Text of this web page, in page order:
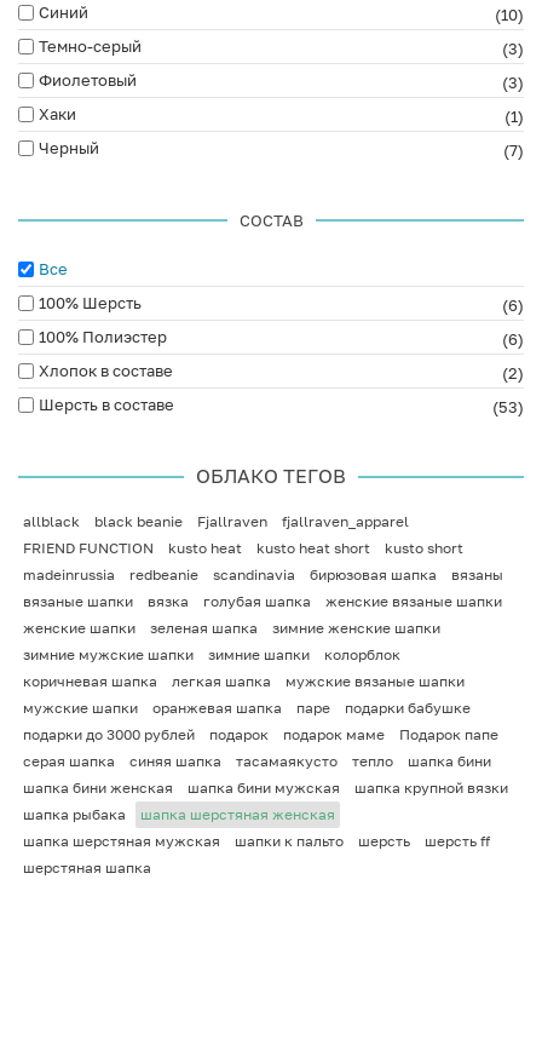
Синий
(10)
Темно-серый
(3)
Фиолетовый
(3)
Хаки
(1)
Черный
(7)
СОСТАВ
Все
100% Шерсть
(6)
100% Полиэстер
(6)
Хлопок в составе
(2)
Шерсть в составе
(53)
ОБЛАКО ТЕГОВ
allblack black beanie Fjallraven
fjallraven_apparel
FRIEND FUNCTION
kusto heat kusto heat short
kusto short
madeinrussia
redbeanie scandinavia бирюзовая шапка
вязаны
вязаные шапки
вязка голубая шапка
женские вязаные шапки
женские шапки
зеленая шапка
зимние женские шапки
зимние мужские шапки
зимние шапки
колорблок
коричневая шапка
легкая шапка
мужские вязаные шапки
мужские шапки
оранжевая шапка паре
подарки бабушке
подарки до 3000 рублей
подарок подарок маме
Подарок папе
серая шапка
синяя шапка тасамаякусто тепло
шапка бини
шапка бини женская
шапка бини мужская
шапка крупной вязки
шапка рыбака
шапка шерстяная женская
шапка шерстяная мужская
шапки к пальто шерсть
шерсть ff
шерстяная шапка